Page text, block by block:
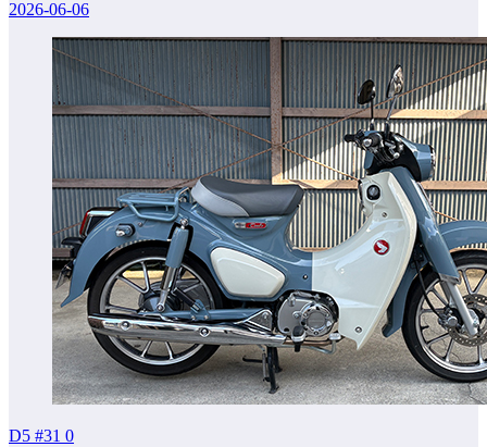
2026-06-06
D5 #31 0